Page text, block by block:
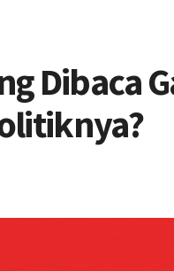
Dibaca